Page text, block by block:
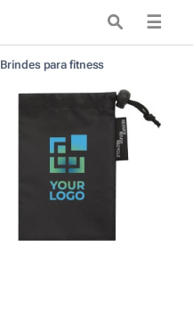
☰
Brindes para fitness